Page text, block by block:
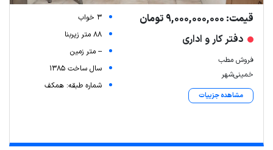
قیمت: 9,000,000,000 تومان
دفتر کار و اداری
فروش مطب
خمینی‌شهر
مشاهده جزییات
3 خواب
88 متر زیربنا
-- متر زمین
سال ساخت 1385
شماره طبقه: همکف